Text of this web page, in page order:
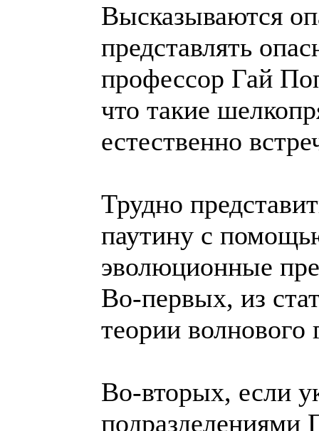
Высказываются
представлять
профессор Гай
что такие
естественно
Трудно
паутину с
эволюционные
Во-первых, из
теории волнового
Во-вторых, если
подразделениями